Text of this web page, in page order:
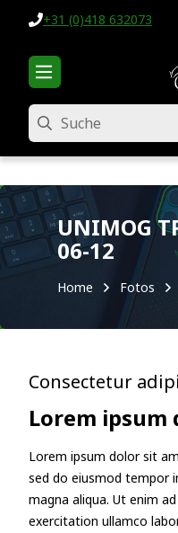
+31 (0)418 632073
Suche
UNIMOG
06-12
Home Fotos
Consectetur
Lorem
Lorem ipsum dolor sit
sed do eiusmod tempor
magna aliqua. Ut enim
exercitation ullamco